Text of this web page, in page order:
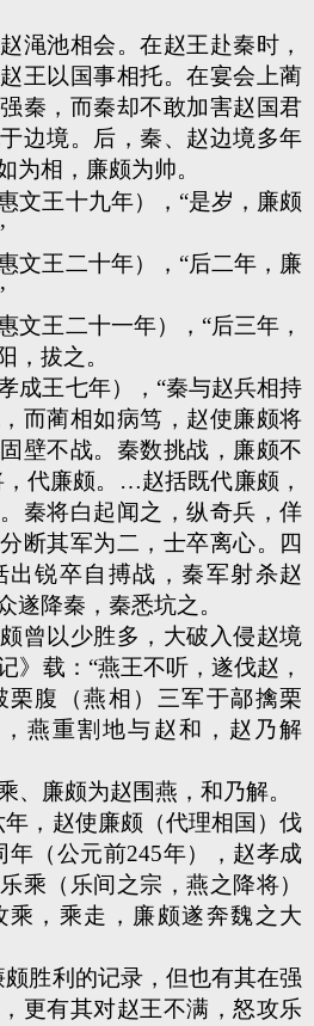
渑池相会。在赵王赴秦时，
王以国事相托。在宴会上蔺
秦，而秦却不敢加害赵国君
边境。后，秦、赵边境多年
为相，廉颇为帅。
文王十九年），“是岁，廉颇
文王二十年），“后二年，廉
文王二十一年），“后三年，
，拔之。
成王七年），“秦与赵兵相持
而蔺相如病笃，赵使廉颇将
壁不战。秦数挑战，廉颇不
代廉颇。…赵括既代廉颇，
秦将白起闻之，纵奇兵，佯
断其军为二，士卒离心。四
出锐卒自搏战，秦军射杀赵
遂降秦，秦悉坑之。
曾以少胜多，大破入侵赵境
》载：“燕王不听，遂伐赵，
栗腹（燕相）三军于鄗擒栗
燕重割地与赵和，赵乃解
、廉颇为赵围燕，和乃解。
年，赵使廉颇（代理相国）伐
年（公元前245年），赵孝成
乘（乐间之宗，燕之降将）
乘，乘走，廉颇遂奔魏之大
颇胜利的记录，但也有其在强
更有其对赵王不满，怒攻乐